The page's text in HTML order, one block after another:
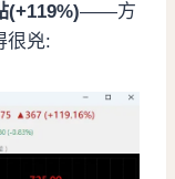
(+119%)——方
很兇: